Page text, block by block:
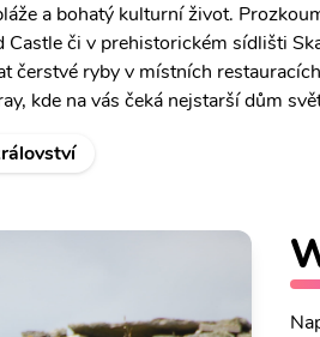
a bohatý kulturní život.
či v prehistorickém sídlišti
čerstvé ryby v místních
kde na vás čeká nejstarší dům